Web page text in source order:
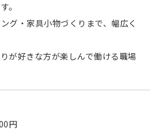
。
グ・家具小物づくりまで、幅広く
が好きな方が楽しんで働ける職場
円